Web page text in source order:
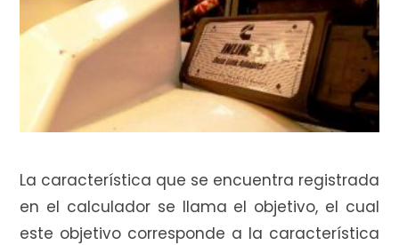
La característica que se encuentra registrada
en el calculador se llama el objetivo, el cual
este objetivo corresponde a la característica